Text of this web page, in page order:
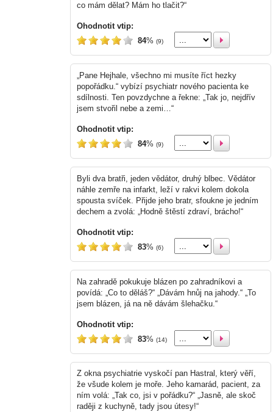
co mám dělat? Mám ho tlačit?“
Ohodnotit vtip:
84% (9)
„Pane Hejhale, všechno mi musíte říct hezky
popořádku.“ vybízí psychiatr nového pacienta ke
sdílnosti. Ten povzdychne a řekne: „Tak jo, nejdřív
jsem stvořil nebe a zemi…“
Ohodnotit vtip:
84% (9)
Byli dva bratři, jeden vědátor, druhý blbec. Vědátor
náhle zemře na infarkt, leží v rakvi kolem dokola
spousta svíček. Přijde jeho bratr, sfoukne je jedním
dechem a zvolá: „Hodně štěstí zdraví, brácho!“
Ohodnotit vtip:
83% (6)
Na zahradě pokukuje blázen po zahradníkovi a
povídá: „Co to děláš?“ „Dávám hnůj na jahody.“ „To
jsem blázen, já na ně dávám šlehačku.“
Ohodnotit vtip:
83% (14)
Z okna psychiatrie vyskočí pan Hastral, který věří,
že všude kolem je moře. Jeho kamarád, pacient, za
ním volá: „Tak co, jsi v pořádku?“ „Jasně, ale skoč
raději z kuchyně, tady jsou útesy!“